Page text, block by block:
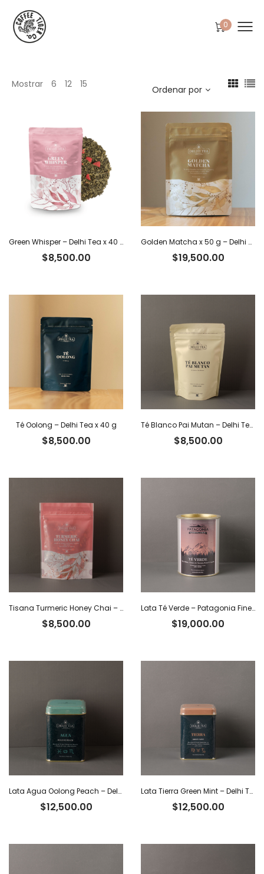
0
Mostrar 6 12 15 Ordenar por
Green Whisper – Delhi Tea x 40 g
$8,500.00
Golden Matcha x 50 g – Delhi Tea
$19,500.00
Té Oolong – Delhi Tea x 40 g
$8,500.00
Té Blanco Pai Mutan – Delhi Tea x 40 g
$8,500.00
Tisana Turmeric Honey Chai – Delhi Tea x 40 g
$8,500.00
Lata Té Verde – Patagonia Finest Tea x 80 g
$19,000.00
Lata Agua Oolong Peach – Delhi Tea x 40 g
$12,500.00
Lata Tierra Green Mint – Delhi Tea x 40 g
$12,500.00